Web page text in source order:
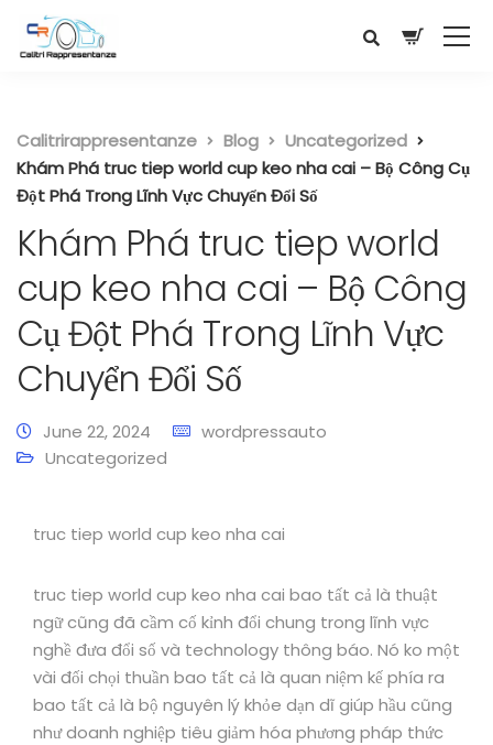
Calitrirappresentanze Blog
Uncategorized
Khám Phá truc tiep world cup keo nha cai – Bộ Công Cụ
Đột Phá Trong Lĩnh Vực Chuyển Đổi Số
Khám Phá truc tiep world
cup keo nha cai – Bộ Công
Cụ Đột Phá Trong Lĩnh Vực
Chuyển Đổi Số
June 22, 2024
wordpressauto
Uncategorized
truc tiep world cup keo nha cai
truc tiep world cup keo nha cai bao tất cả là thuật
ngữ cũng đã cầm cố kỉnh đổi chung trong lĩnh vực
nghề đưa đổi số và technology thông báo. Nó ko một
vài đối chọi thuần bao tất cả là quan niệm kế phía ra
bao tất cả là bộ nguyên lý khỏe dạn dĩ giúp hầu cũng
như doanh nghiệp tiêu giảm hóa phương pháp thức